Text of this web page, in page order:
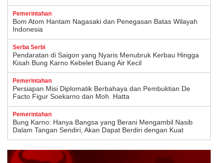
Pemerintahan
Bom Atom Hantam Nagasaki dan Penegasan Batas Wilayah
Indonesia
Serba Serbi
Pendaratan di Saigon yang Nyaris Menubruk Kerbau Hingga
Kisah Bung Karno Kebelet Buang Air Kecil
Pemerintahan
Persiapan Misi Diplomatik Berbahaya dan Pembuktian De
Facto Figur Soekarno dan Moh. Hatta
Pemerintahan
Bung Karno: Hanya Bangsa yang Berani Mengambil Nasib
Dalam Tangan Sendiri, Akan Dapat Berdiri dengan Kuat